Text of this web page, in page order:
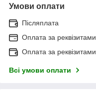
Умови оплати
Післяплата
Оплата за реквізитами
Оплата за реквізитами
Всі умови оплати